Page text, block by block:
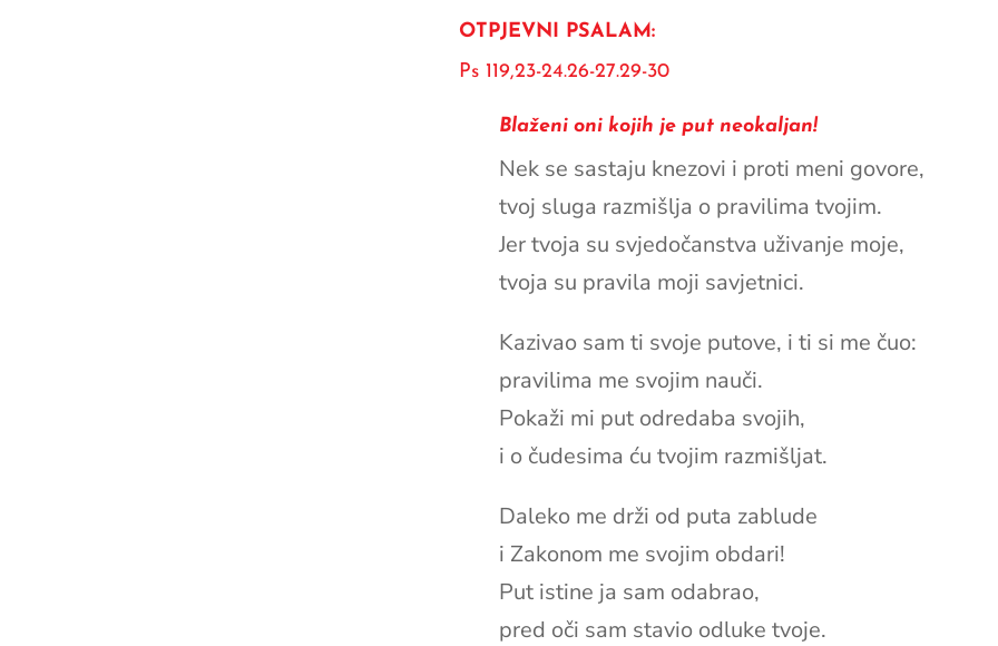
OTPJEVNI PSALAM:
Ps 119,23-24.26-27.29-30
Blaženi oni kojih je put neokaljan!
Nek se sastaju knezovi i proti meni govore,
tvoj sluga razmišlja o pravilima tvojim.
Jer tvoja su svjedočanstva uživanje moje,
tvoja su pravila moji savjetnici.
Kazivao sam ti svoje putove, i ti si me čuo:
pravilima me svojim nauči.
Pokaži mi put odredaba svojih,
i o čudesima ću tvojim razmišljat.
Daleko me drži od puta zablude
i Zakonom me svojim obdari!
Put istine ja sam odabrao,
pred oči sam stavio odluke tvoje.